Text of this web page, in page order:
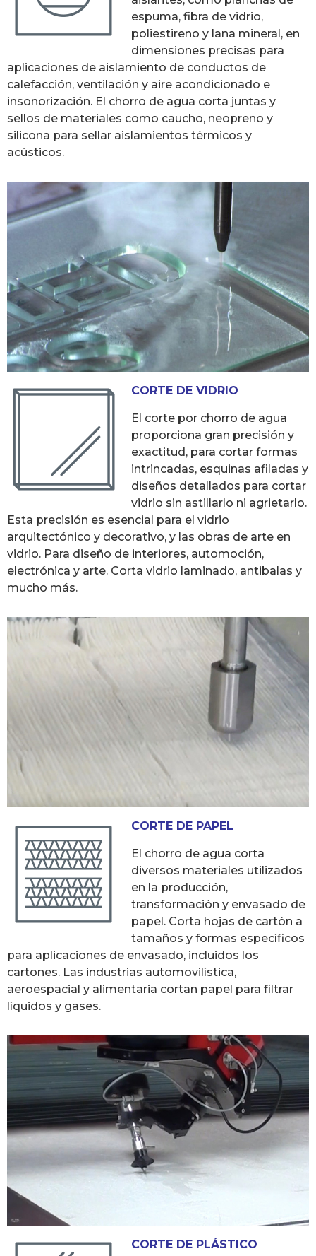
espuma, fibra de vidrio,
poliestireno y lana mineral, en
dimensiones precisas para
aplicaciones de aislamiento de conductos de
calefacción, ventilación y aire acondicionado e
insonorización. El chorro de agua corta juntas y
sellos de materiales como caucho, neopreno y
silicona para sellar aislamientos térmicos y
acústicos.
CORTE DE VIDRIO
El corte por chorro de agua
proporciona gran precisión y
exactitud, para cortar formas
intrincadas, esquinas afiladas y
diseños detallados para cortar
vidrio sin astillarlo ni agrietarlo.
Esta precisión es esencial para el vidrio
arquitectónico y decorativo, y las obras de arte en
vidrio. Para diseño de interiores, automoción,
electrónica y arte. Corta vidrio laminado, antibalas y
mucho más.
CORTE DE PAPEL
El chorro de agua corta
diversos materiales utilizados
en la producción,
transformación y envasado de
papel. Corta hojas de cartón a
tamaños y formas específicos
para aplicaciones de envasado, incluidos los
cartones. Las industrias automovilística,
aeroespacial y alimentaria cortan papel para filtrar
líquidos y gases.
CORTE DE PLÁSTICO